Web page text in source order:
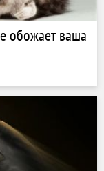
обожает ваша